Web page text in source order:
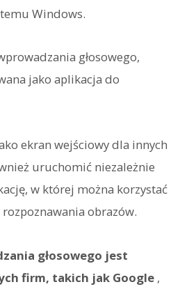
Windows.
głosowego,
jako aplikacja do
ekran wejściowy dla innych
uruchomić niezależnie
w której można korzystać
obrazów.
głosowego jest
firm, takich jak Google ,